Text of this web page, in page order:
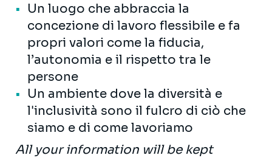
Un luogo che abbraccia la
concezione di lavoro flessibile e fa
propri valori come la fiducia,
l’autonomia e il rispetto tra le
persone
Un ambiente dove la diversità e
l'inclusività sono il fulcro di ciò che
siamo e di come lavoriamo
All your information will be kept